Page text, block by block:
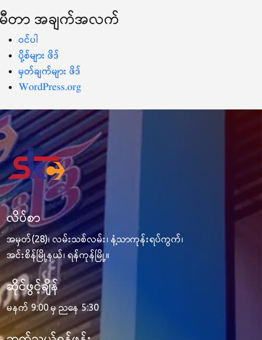
မီတာ အချက်အလက်
ဝင်ပါ
ပို့စ်များ ဖိဒ်
မှတ်ချက်များ ဖိဒ်
WordPress.org
လိပ်စာ
အမှတ်(28)၊ လမ်းသစ်လမ်း၊ နံ့သာကုန်းရပ်ကွက်၊
အင်းစိန်မြို့နယ်၊ ရန်ကုန်မြို့။
ဆိုင်ဖွင့်ချိန်
မနက် 9:00 မှ ညနေ 5:30